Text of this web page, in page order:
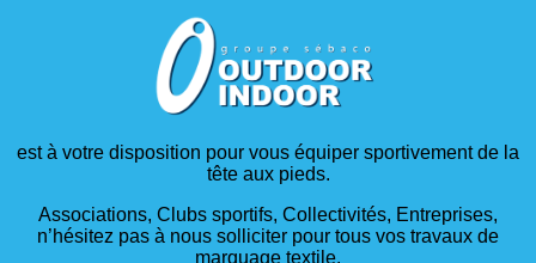
est à votre disposition pour vous équiper sportivement de la
tête aux pieds.
Associations, Clubs sportifs, Collectivités, Entreprises,
n’hésitez pas à nous solliciter pour tous vos travaux de
marquage textile.